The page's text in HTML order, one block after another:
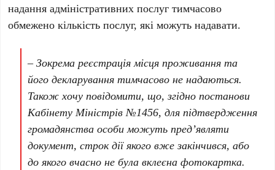
надання адміністративних послуг тимчасово
обмежено кількість послуг, які можуть надавати.
– Зокрема реєстрація місця проживання та
його декларування тимчасово не надаються.
Також хочу повідомити, що, згідно постанови
Кабінету Міністрів №1456, для підтвердження
громадянства особи можуть пред’являти
документ, строк дії якого вже закінчився, або
до якого вчасно не була вклеєна фотокартка.